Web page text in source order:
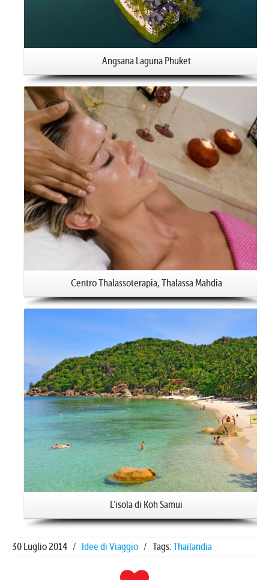
Angsana Laguna Phuket
Centro Thalassoterapia, Thalassa Mahdia
L’isola di Koh Samui
30 Luglio 2014 / Idee di Viaggio / Tags:Thailandia